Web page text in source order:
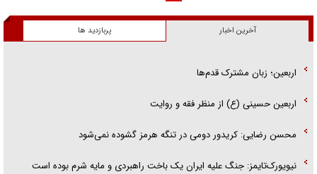
آخرین اخبار پربازدید ها
اربعین؛ زبان مشترک قدم‌ها
اربعین حسینی (ع) از منظر فقه و روایت
محسن رضایی: کریدور دومی در تنگه هرمز گشوده نمی‌شود
نیویورک‌تایمز: جنگ علیه ایران یک باخت راهبردی و مایه شرم بوده است